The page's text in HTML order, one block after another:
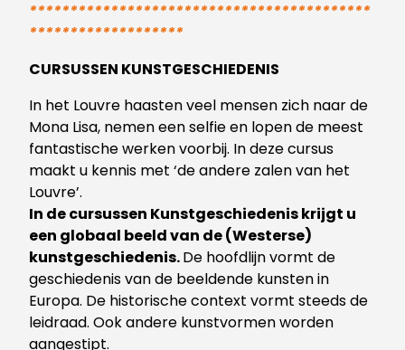
******************************************
*******************
CURSUSSEN KUNSTGESCHIEDENIS
In het Louvre haasten veel mensen zich naar de
Mona Lisa, nemen een selfieen lopen de meest
fantastische werken voorbij. In deze cursus
maakt u kennis met ‘de andere zalen van het
Louvre’.
In de cursussen Kunstgeschiedenis krijgt u
een globaal beeld van de (Westerse)
kunstgeschiedenis.De hoofdlijn vormt de
geschiedenis van de beeldende kunsten in
Europa. De historische context vormt steeds de
leidraad. Ook andere kunstvormen worden
aangestipt.